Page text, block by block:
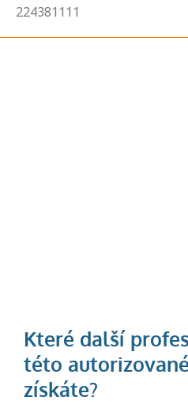
224381111